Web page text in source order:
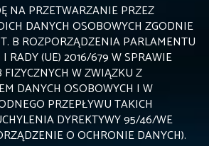
NA PRZETWARZANIE PRZEZ
DANYCH OSOBOWYCH ZGODNIE
B ROZPORZĄDZENIA PARLAMENTU
I RADY (UE) 2016/679 W SPRAWIE
W ZWIĄZKU Z
DANYCH OSOBOWYCH I W
PRZEPŁYWU TAKICH
DYREKTYWY 95/46/WE
O OCHRONIE DANYCH).